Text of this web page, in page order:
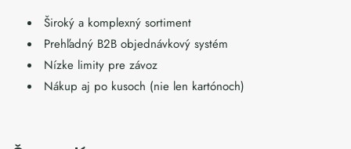
Široký a komplexný sortiment
Prehľadný B2B objednávkový systém
Nízke limity pre závoz
Nákup aj po kusoch (nie len kartónoch)